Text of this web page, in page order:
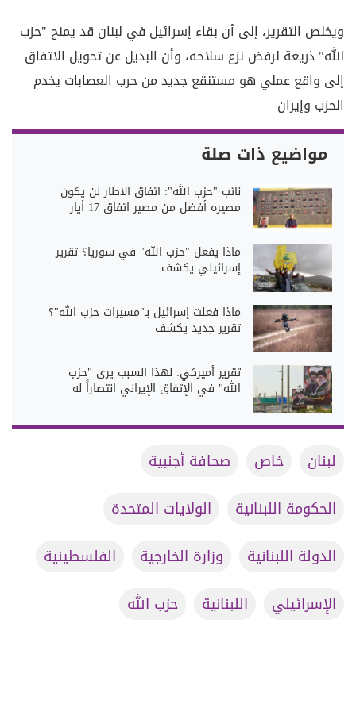
ويخلص التقرير، إلى أن بقاء إسرائيل في لبنان قد يمنح "حزب
الله" ذريعة لرفض نزع سلاحه، وأن البديل عن تحويل الاتفاق
إلى واقع عملي هو مستنقع جديد من حرب العصابات يخدم
الحزب وإيران
مواضيع ذات صلة
نائب "حزب الله": اتفاق الاطار لن يكون
مصيره أفضل من مصير اتفاق 17 أيار
ماذا يفعل "حزب الله" في سوريا؟ تقرير
إسرائيلي يكشف
ماذا فعلت إسرائيل بـ"مسيرات حزب الله"؟
تقرير جديد يكشف
تقرير أميركي: لهذا السبب يرى "حزب
الله" في الإتفاق الإيراني انتصاراً له
لبنان خاص
صحافة أجنبية
الحكومة اللبنانية
الولايات المتحدة
الدولة اللبنانية
وزارة الخارجية
الفلسطينية
الإسرائيلي
اللبنانية حزب الله